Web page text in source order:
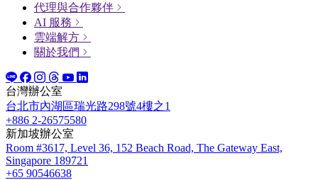
代理與合作夥伴
AI 服務
雲端解方
關於我們
台灣辦公室
台北市內湖區瑞光路298號4樓之1
+886 2-26575580
新加坡辦公室
Room #3617, Level 36, 152 Beach Road, The Gateway East,
Singapore 189721
+65 90546638